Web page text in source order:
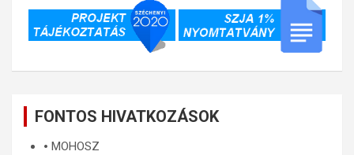
FONTOS HIVATKOZÁSOK
🞄 MOHOSZ